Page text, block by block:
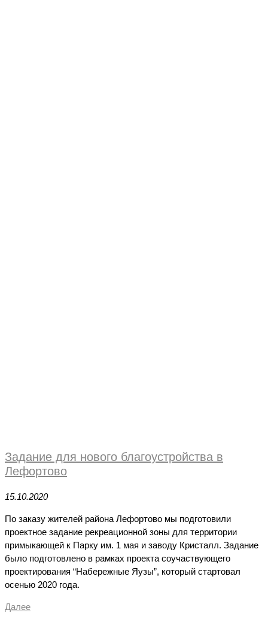
Задание для нового благоустройства в
Лефортово
15.10.2020
По заказу жителей района Лефортово мы подготовили
проектное задание рекреационной зоны для территории
примыкающей к Парку им. 1 мая и заводу Кристалл. Задание
было подготовлено в рамках проекта соучаствующего
проектирования “Набережные Яузы”, который стартовал
осенью 2020 года.
Далее